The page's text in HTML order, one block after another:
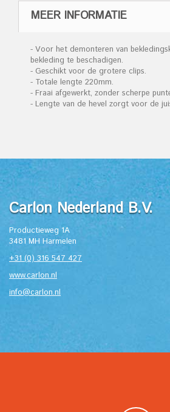
MEER INFORMATIE
- Voor het demonteren van
bekleding te beschadigen.
- Geschikt voor de grotere clips.
- Totale lengte 220mm.
- Fraai afgewerkt, zonder scherpe
- Lengte van de hevel zorgt voor de
Carlon Nederland B.V.
Productieweg 1A
3481 MH Harmelen
+31 (0) 316 547 427
www.carlon.nl
info@carlon.nl